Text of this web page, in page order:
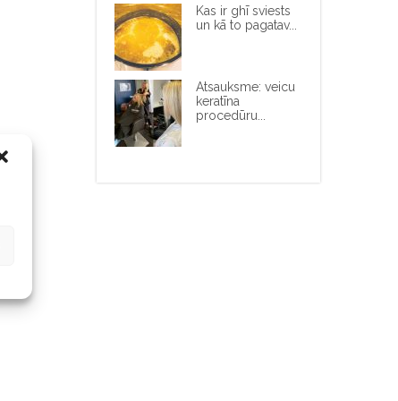
Kas ir ghī sviests
un kā to pagatav...
Atsauksme: veicu
keratīna
procedūru...